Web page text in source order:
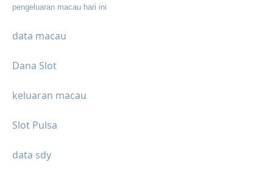
pengeluaran macau hari ini
data macau
Dana Slot
keluaran macau
Slot Pulsa
data sdy